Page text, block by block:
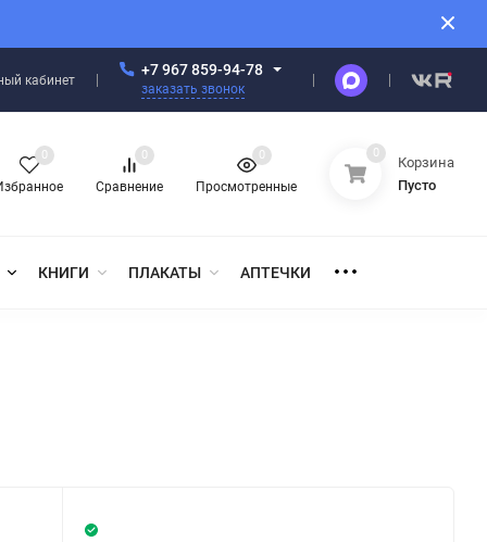
кабинет
+7 967 859-94-78
заказать звонок
0
Сравнение
0
Просмотренные
0 0
Корзина
Пусто
КНИГИ ПЛАКАТЫ АПТЕЧКИ